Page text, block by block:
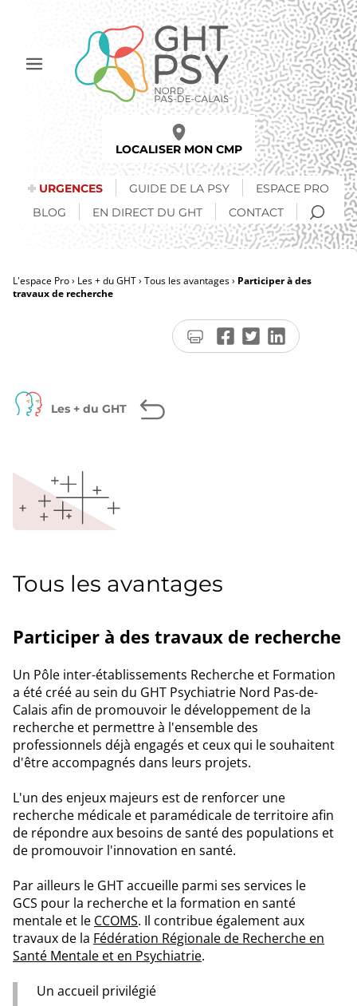
principal
Afficher
LOCALISER MON CMP
URGENCES GUIDE DE LA PSY
ESPACE PRO
BLOG
EN DIRECT DU GHT CONTACT
Fil
L'espace Pro Les + du GHT Tous les avantages
Participer à des
travaux de recherche
Les + du GHT
Tous les avantages
Participer à des travaux de recherche
Un Pôle inter-établissements Recherche et Formation
a été créé au sein du GHT Psychiatrie Nord Pas-de-
Calais afin de promouvoir le développement de la
recherche et permettre à l'ensemble des
professionnels déjà engagés et ceux qui le souhaitent
d'être accompagnés dans leurs projets.
L'un des enjeux majeurs est de renforcer une
recherche médicale et paramédicale de territoire afin
de répondre aux besoins de santé des populations et
de promouvoir l'innovation en santé.
Par ailleurs le GHT accueille parmi ses services le
GCS pour la recherche et la formation en santé
mentale et le CCOMS. Il contribue également aux
travaux de la Fédération Régionale de Recherche en
Santé Mentale et en Psychiatrie.
Un accueil privilégié
Imprimer
la
Partager
sur
Partager
sur
Partager
sur